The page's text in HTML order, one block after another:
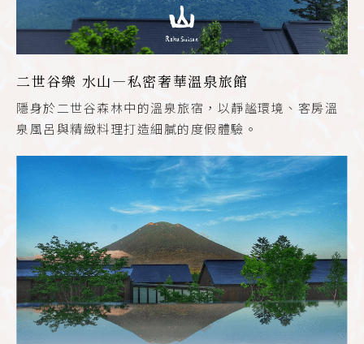
二世谷樂 水山—私密奢華溫泉旅館
隱身於二世谷森林中的溫泉旅宿，以靜謐環境、客房溫
泉風呂與精緻料理打造細膩的度假體驗。